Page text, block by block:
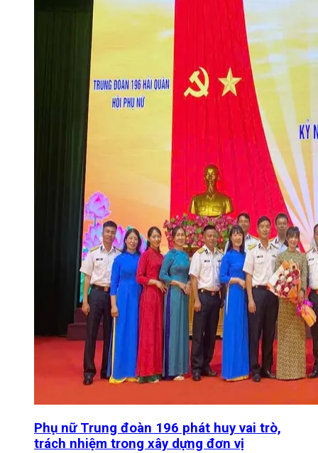
Phụ nữ Trung đoàn 196 phát huy vai trò,
trách nhiệm trong xây dựng đơn vị